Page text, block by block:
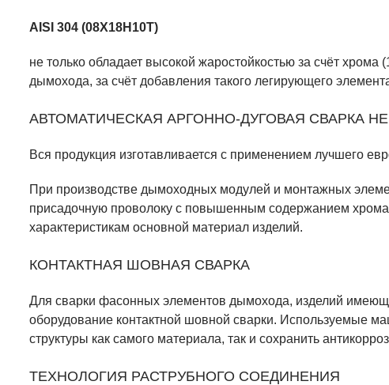
AISI 304 (08Х18Н10Т)
не только обладает высокой жаростойкостью за счёт
дымохода, за счёт добавления такого легирующего
АВТОМАТИЧЕСКАЯ АРГОННО-ДУГОВАЯ СВАРКА
Вся продукция изготавливается с применением лучшего
При производстве дымоходных модулей и монтажных
присадочную проволоку с повышенным содержанием
характеристикам основной материал изделий.
КОНТАКТНАЯ ШОВНАЯ СВАРКА
Для сварки фасонных элементов дымохода, изделий
оборудование контактной шовной сварки. Используемые
структуры как самого материала, так и сохранить
ТЕХНОЛОГИЯ РАСТРУБНОГО СОЕДИНЕНИЯ